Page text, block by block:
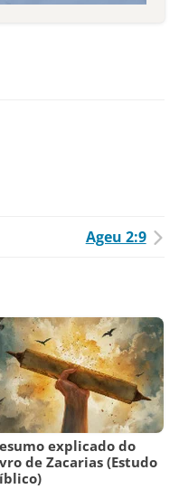
Ageu 2:9
explicado do
de Zacarias (Estudo